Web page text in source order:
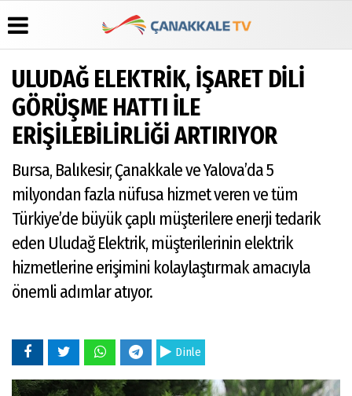
Üye Paneli
Haber
Arşivi
Gazete
Arşivi
Günün
Haberleri
Hava
Durumu
Gazete
Manşetleri
Anketler
Biyografiler
Köşe
Yazarları
Video
Galeri
Foto
Çerez
İlkeleri
ULUDAĞ ELEKTRİK, İŞARET DİLİ
GÖRÜŞME HATTI İLE
ERİŞİLEBİLİRLİĞİ ARTIRIYOR
Bursa, Balıkesir, Çanakkale ve Yalova’da 5
milyondan fazla nüfusa hizmet veren ve tüm
Türkiye’de büyük çaplı müşterilere enerji tedarik
eden Uludağ Elektrik, müşterilerinin elektrik
hizmetlerine erişimini kolaylaştırmak amacıyla
önemli adımlar atıyor.
Dinle